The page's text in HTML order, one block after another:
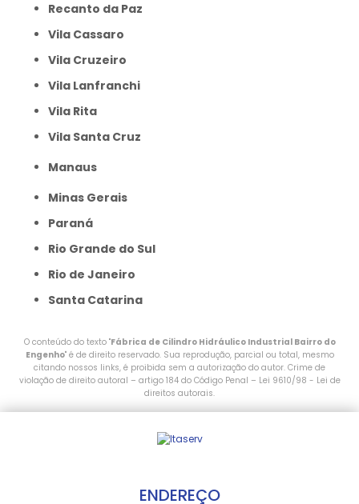
Recanto da Paz
Vila Cassaro
Vila Cruzeiro
Vila Lanfranchi
Vila Rita
Vila Santa Cruz
Manaus
Minas Gerais
Paraná
Rio Grande do Sul
Rio de Janeiro
Santa Catarina
O conteúdo do texto "Fábrica de Cilindro Hidráulico Industrial Bairro do
Engenho" é de direito reservado. Sua reprodução, parcial ou total, mesmo
citando nossos links, é proibida sem a autorização do autor. Crime de
violação de direito autoral – artigo 184 do Código Penal – Lei 9610/98 - Lei de
direitos autorais.
ENDEREÇO